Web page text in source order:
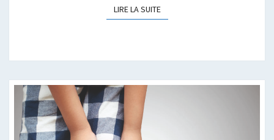
LIRE LA SUITELIRE LA SUITE